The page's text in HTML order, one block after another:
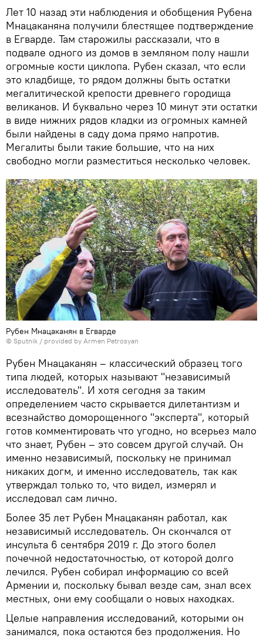
Лет 10 назад эти наблюдения и обобщения Рубена
Мнацаканяна получили блестящее подтверждение
в Егварде. Там старожилы рассказали, что в
подвале одного из домов в земляном полу нашли
огромные кости циклопа. Рубен сказал, что если
это кладбище, то рядом должны быть остатки
мегалитической крепости древнего городища
великанов. И буквально через 10 минут эти остатки
в виде нижних рядов кладки из огромных камней
были найдены в саду дома прямо напротив.
Мегалиты были такие большие, что на них
свободно могли разместиться несколько человек.
Рубен Мнацаканян в Егварде
© Sputnik / provided by Armen Petrosyan
Рубен Мнацаканян – классический образец того
типа людей, которых называют "независимый
исследователь". И хотя сегодня за таким
определением часто скрывается дилетантизм и
всезнайство доморощенного "эксперта", который
готов комментировать что угодно, но всерьез мало
что знает, Рубен – это совсем другой случай. Он
именно независимый, поскольку не принимал
никаких догм, и именно исследователь, так как
утверждал только то, что видел, измерял и
исследовал сам лично.
Более 35 лет Рубен Мнацаканян работал, как
независимый исследователь. Он скончался от
инсульта 6 сентября 2019 г. До этого болел
почечной недостаточностью, от которой долго
лечился. Рубен собирал информацию со всей
Армении и, поскольку бывал везде сам, знал всех
местных, они ему сообщали о новых находках.
Целые направления исследований, которыми он
занимался, пока остаются без продолжения. Но